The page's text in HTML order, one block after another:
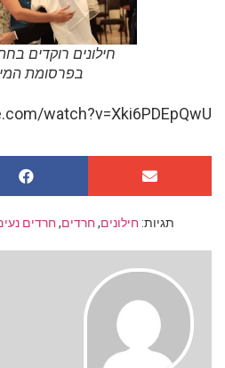
חילונים רוקדים
בפרסומת
watch?v=Xki6PDEpQwU
תגיות: חילונים, חרדים, חרדים